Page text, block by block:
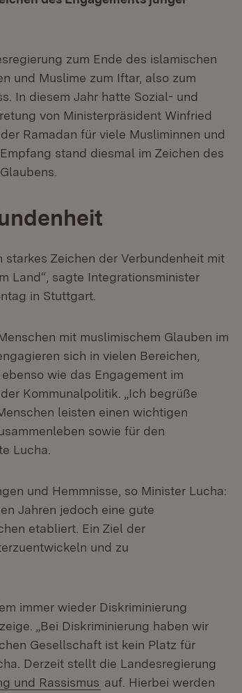
zum Ende des islamischen
und Muslime zum Iftar, also zum
In diesem Jahr hatte Sozial- und
von Ministerpräsident Winfried
Ramadan für viele Musliminnen und
stand diesmal im Zeichen des
starkes Zeichen der Verbundenheit mit
Land“, sagte Integrationsminister
in Stuttgart.
mit muslimischem Glauben im
sich in vielen Bereichen,
wie das Engagement im
Kommunalpolitik. „Ich begrüße
leisten einen wichtigen
sowie für den
Lucha.
und Hemmnisse, so Minister Lucha:
Jahren jedoch eine gute
etabliert. Ein Ziel der
und zu
immer wieder Diskriminierung
„Bei Diskriminierung haben wir
Gesellschaft ist kein Platz für
Derzeit stellt die Landesregierung
und Rassismus auf. Hierbei werden